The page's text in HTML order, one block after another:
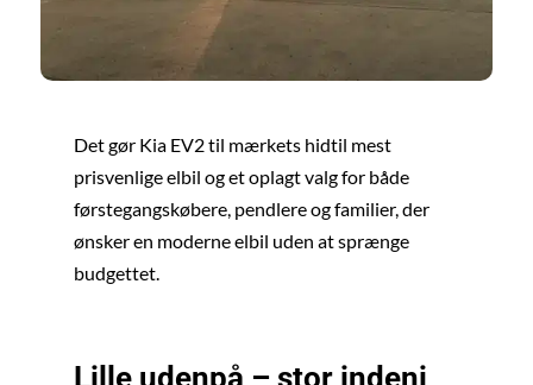
Det gør Kia EV2 til mærkets hidtil mest
prisvenlige elbil og et oplagt valg for både
førstegangskøbere, pendlere og familier, der
ønsker en moderne elbil uden at sprænge
budgettet.
Lille udenpå – stor indeni